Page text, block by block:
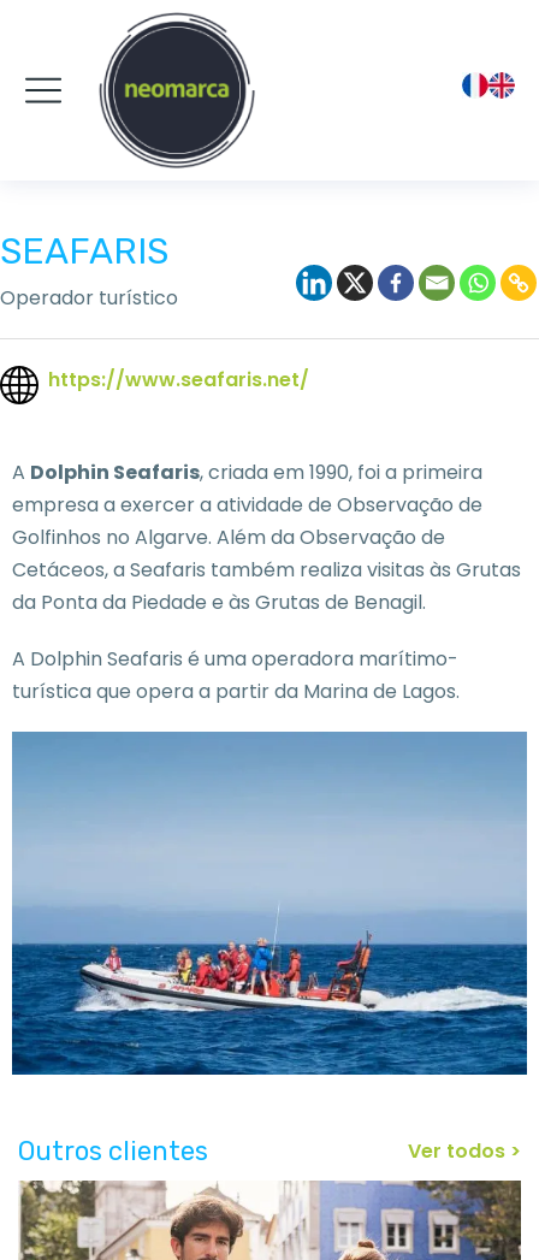
SEAFARIS
Operador turístico
https://www.seafaris.net/
A Dolphin Seafaris, criada em 1990, foi a primeira
empresa a exercer a atividade de Observação de
Golfinhos no Algarve. Além da Observação de
Cetáceos, a Seafaris também realiza visitas às Grutas
da Ponta da Piedade e às Grutas de Benagil.
A Dolphin Seafaris é uma operadora marítimo-
turística que opera a partir da Marina de Lagos.
Outros clientes Ver todos >